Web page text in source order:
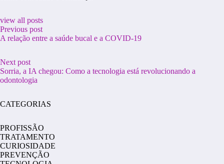
view all posts
Previous post
A relação entre a saúde bucal e a COVID-19
Next post
Sorria, a IA chegou: Como a tecnologia está revolucionando a
odontologia
CATEGORIAS
PROFISSÃO
TRATAMENTO
CURIOSIDADE
PREVENÇÃO